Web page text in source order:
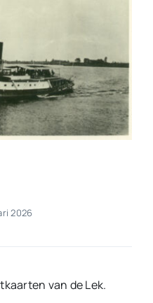
2026
van de Lek.